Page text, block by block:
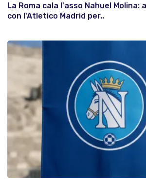
La Roma cala l'asso Nahuel Molina:
con l'Atletico Madrid per..